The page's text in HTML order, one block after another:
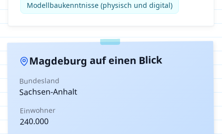
Modellbaukenntnisse (physisch und digital)
Magdeburg auf einen Blick
Bundesland
Sachsen-Anhalt
Einwohner
240.000